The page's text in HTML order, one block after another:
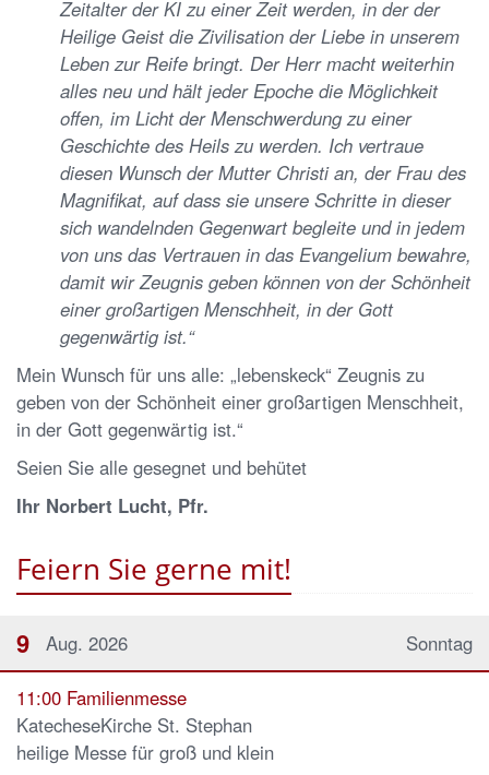
Zeitalter der KI zu einer Zeit werden, in der der
Heilige Geist die Zivilisation der Liebe in unserem
Leben zur Reife bringt. Der Herr macht weiterhin
alles neu und hält jeder Epoche die Möglichkeit
offen, im Licht der Menschwerdung zu einer
Geschichte des Heils zu werden. Ich vertraue
diesen Wunsch der Mutter Christi an, der Frau des
Magnifikat, auf dass sie unsere Schritte in dieser
sich wandelnden Gegenwart begleite und in jedem
von uns das Vertrauen in das Evangelium bewahre,
damit wir Zeugnis geben können von der Schönheit
einer großartigen Menschheit, in der Gott
gegenwärtig ist.“
Mein Wunsch für uns alle: „lebenskeck“ Zeugnis zu
geben von der Schönheit einer großartigen Menschheit,
in der Gott gegenwärtig ist.“
Seien Sie alle gesegnet und behütet
Ihr Norbert Lucht, Pfr.
Feiern Sie gerne mit!
Sonntag
9 Aug. 2026
11:00 Familienmesse
KatecheseKirche St. Stephan
heilige Messe für groß und klein